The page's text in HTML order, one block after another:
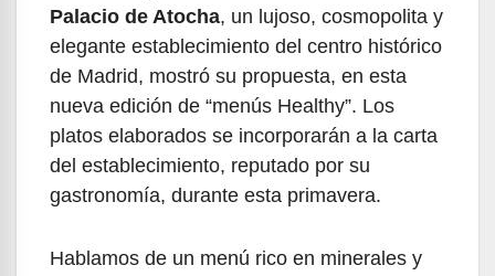
Palacio de Atocha, un lujoso, cosmopolita y
elegante establecimiento del centro histórico
de Madrid, mostró su propuesta, en esta
nueva edición de “menús Healthy”. Los
platos elaborados se incorporarán a la carta
del establecimiento, reputado por su
gastronomía, durante esta primavera.
Hablamos de un menú rico en minerales y